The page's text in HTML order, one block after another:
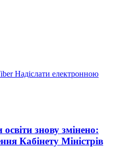
Надіслати електронною
знову змінено:
Кабінету Міністрів